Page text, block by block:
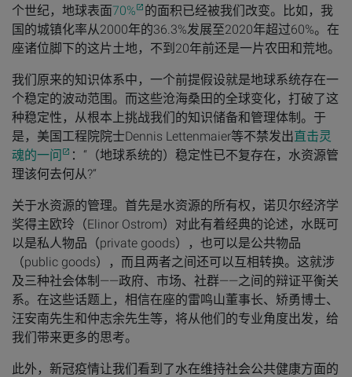
个世纪，地球表面70%
的面积已经被我们改变。比如，我
国的城镇化率从2000年的36.3%发展至2020年超过60%。在
座诸位脚下的这片土地，不到20年前还是一片农田和荒地。
我们原来的知识体系中，一个前提假设就是地球系统存在一
个稳定的波动范围。而这些沧海桑田的全球变化，打破了这
种稳定性，从根本上挑战我们的知识储备和管理体制。于
是，美国工程院院士Dennis Lettenmaier等不禁发出直击灵
魂的一问
：“（地球系统的）稳定性已不复存在，水资源管
理该何去何从?“
关于水资源的管理。首先是水资源的所有权，诺贝尔经济学
奖得主欧玲（Elinor Ostrom）对此有着经典的论述，水既可
以是私人物品（private goods），也可以是公共物品
（public goods），而且两者之间还可以互相转换。这就涉
及三种社会体制——政府、市场、社群——之间的辩证平衡关
系。在这些话题上，相信在座的雷鸣山董事长、矫勇博士、
汪安南先生和仲志余先生等，将从他们的专业角度出发，给
我们带来更多的思考。
此外，新冠疫情让我们看到了水在维持社会公共健康方面的